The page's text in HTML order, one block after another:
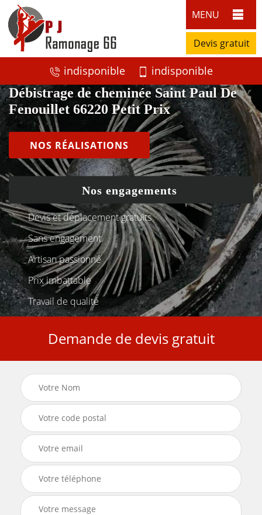
MENU
Devis gratuit
indisponible indisponible
Débistrage de cheminée Saint Paul De
Fenouillet 66220 Petit Prix
NOS RÉALISATIONS
Nos engagements
Devis et déplacement gratuits
Sans engagement
Artisan passionné
Prix imbattable
Travail de qualité
Demande de devis gratuit